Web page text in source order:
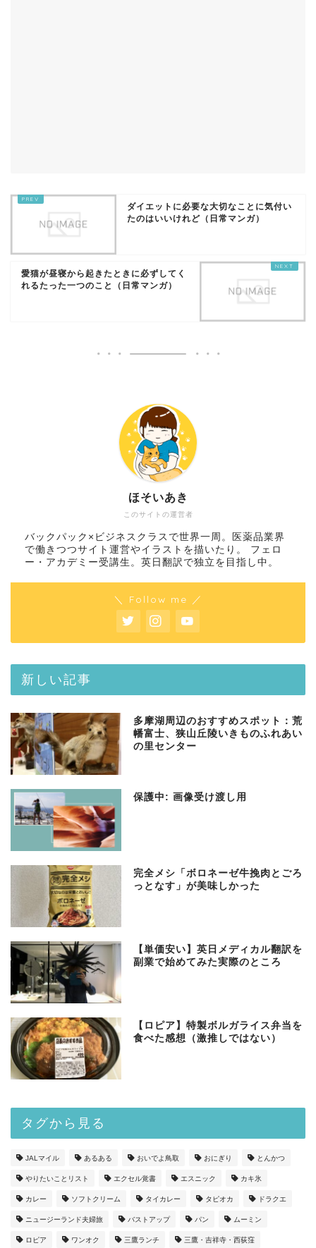
ダイエットに必要な大切なことに気付い
たのはいいけれど（日常マンガ）
愛猫が昼寝から起きたときに必ずしてく
れるたった一つのこと（日常マンガ）
このサイトの運営者
ほそいあき
バックパック×ビジネスクラスで世界一周。医薬品業界
で働きつつサイト運営やイラストを描いたり。 フェロ
ー・アカデミー受講生。英日翻訳で独立を目指し中。
＼ Follow me ／
新しい記事
多摩湖周辺のおすすめスポット：荒
幡富士、狭山丘陵いきものふれあい
の里センター
保護中: 画像受け渡し用
完全メシ「ボロネーゼ牛挽肉とごろ
っとなす」が美味しかった
【単価安い】英日メディカル翻訳を
副業で始めてみた実際のところ
【ロピア】特製ボルガライス弁当を
食べた感想（激推しではない）
タグから見る
JALマイル あるある おいでよ鳥取 おにぎり とんかつ
やりたいことリスト エクセル覚書 エスニック カキ氷
カレー ソフトクリーム タイカレー タピオカ ドラクエ
ニュージーランド夫婦旅 バストアップ パン ムーミン
ロピア ワンオク 三鷹ランチ 三鷹・吉祥寺・西荻窪